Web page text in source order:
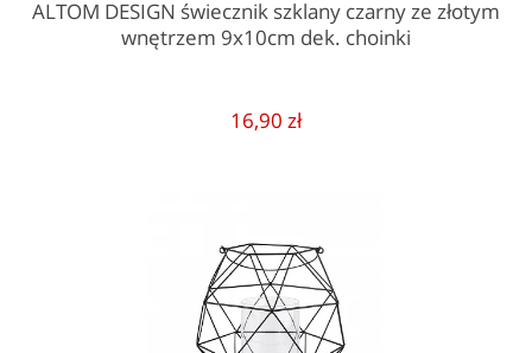
ALTOM DESIGN świecznik szklany czarny ze złotym
wnętrzem 9x10cm dek. choinki
16,90 zł